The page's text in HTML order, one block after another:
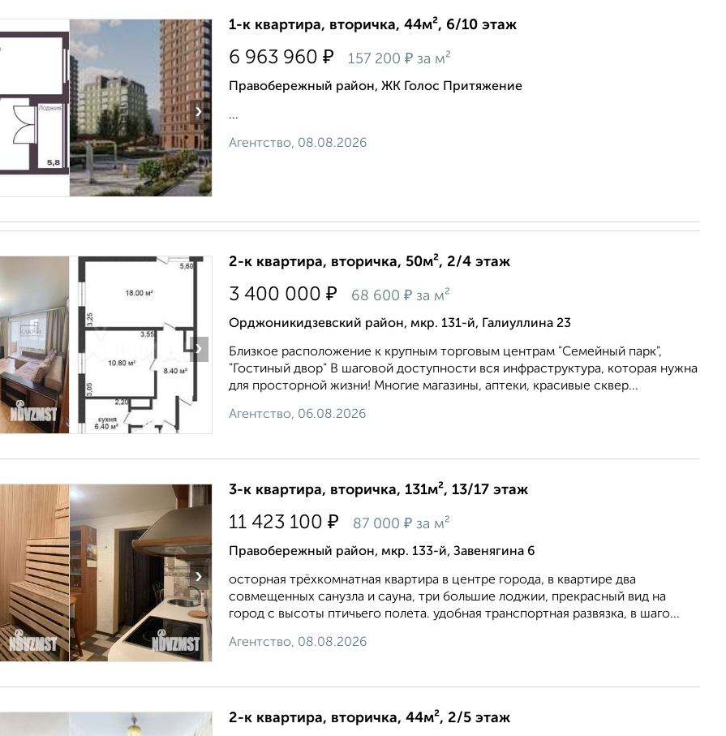
›
1-к квартира, вторичка, 44м², 6/10 этаж
6 963 960 ₽ 157 200 ₽ за м²
Правобережный район, ЖК Голос Притяжение
...
Агентство, 08.08.2026
›
2-к квартира, вторичка, 50м², 2/4 этаж
3 400 000 ₽ 68 600 ₽ за м²
Орджоникидзевский район, мкр. 131-й, Галиуллина 23
Близкое расположение к крупным торговым центрам "Семейный парк",
"Гостиный двор" В шаговой доступности вся инфраструктура, которая нужна
для просторной жизни! Многие магазины, аптеки, красивые сквер...
Агентство, 06.08.2026
›
3-к квартира, вторичка, 131м², 13/17 этаж
11 423 100 ₽ 87 000 ₽ за м²
Правобережный район, мкр. 133-й, Завенягина 6
осторная трёхкомнатная квартира в центре города, в квартире два
совмещенных санузла и сауна, три большие лоджии, прекрасный вид на
город с высоты птичьего полета. удобная транспортная развязка, в шаго...
Агентство, 08.08.2026
2-к квартира, вторичка, 44м², 2/5 этаж